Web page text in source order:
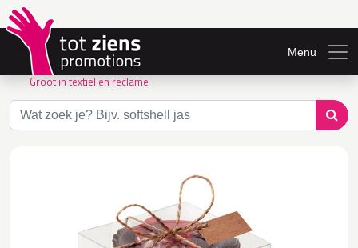
Groot in textiel en reclame
Menu